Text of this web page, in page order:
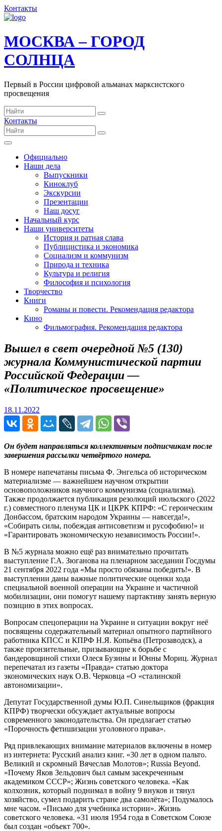
Контакты
МОСКВА – ГОРОД
СОЛНЦА
Первый в России цифровой альманах марксистского
просвещения
Контакты
Официально
Наши дела
Выпускники
Киноклуб
Экскурсии
Презентации
Наш досуг
Начальный курс
Наши университеты
История и ратная слава
Публицистика и экономика
Социализм и коммунизм
Природа и техника
Культура и религия
Философия и психология
Творчество
Книги
Романы и повести. Рекомендация редактора
Кино
Фильмография. Рекомендация редактора
Вышел в свет очередной №5 (130)
журнала Коммунистической партии
Российской Федерации —
«Политическое просвещение»
18.11.2022
Он будет направляться коллективным подписчикам после
завершения рассылки четвёртого номера.
В номере напечатаны письма Ф. Энгельса об историческом
материализме — важнейшем научном открытии
основоположников научного коммунизма (социализма).
Также продолжается публикация резолюций июльского (2022
г.) совместного пленума ЦК и ЦКРК КПРФ: «С героическим
Донбассом, братским народом Украины — навсегда!»,
«Собирать силы, побеждая антисоветизм и русофобию!» и
«Гарантировать экономическую независимость России!».
В №5 журнала можно ещё раз внимательно прочитать
выступление Г.А. Зюганова на пленарном заседании Госдумы
21 сентября 2022 года «Мы просто обязаны победить!». В
выступлении даны важные политические оценки хода
специальной военной операции на Украине и частичной
мобилизации, они помогут нашему партактиву занять верную
позицию в этих вопросах.
Вопросам спецоперации на Украине и ситуации вокруг неё
посвящены содержательный материал опытного партийного
работника КПСС и КПРФ Н.Я. Копьёва (Петрозаводск), а
также пронзительные, призывающие к борьбе с
бандеровщиной стихи Олеся Бузины и Юнны Мориц. Журнал
перепечатал из газеты «Правда» статью доктора
экономических наук О.В. Черковца «О «сталинской
автономизации».
Депутат Государственной думы Ю.П. Синельщиков (фракция
КПРФ) творчески обсуждает актуальные вопросы
современного законодательства. Он предлагает статью
«Порочность фетишизации уголовного права».
Ряд привлекающих внимание материалов включены в номер
из интернета: Русский анализ книг. «30 лет в одном пальто.
Великий и скромный Вячеслав Молотов»; Russia Beyond.
«Почему Яков Зельдович был самым засекреченным
академиком СССР»; Жизнь советского человека. «Как
колхозник, который поднимал в войну 9 внуков и тянул
хозяйство, сумел подарить стране два самолёта»; Подумалось
мне часом. «Письмо для учебника истории». Жизнь
советского человека. «31 июля 1954 года в Советском Союзе
был создан «объект 700».